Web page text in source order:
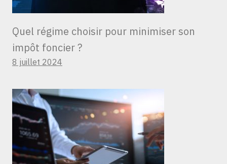
Quel régime choisir pour minimiser son
impôt foncier ?
8 juillet 2024